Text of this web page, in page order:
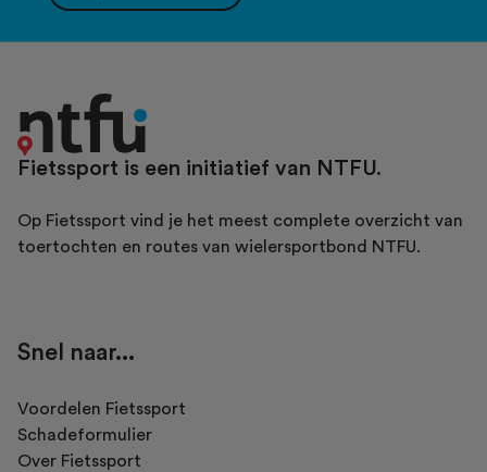
Fietssport is een initiatief van NTFU.
Op Fietssport vind je het meest complete overzicht van
toertochten en routes van wielersportbond NTFU.
Snel naar...
Voordelen Fietssport
Schadeformulier
Over Fietssport